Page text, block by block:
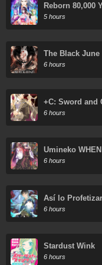
Reborn 80,000
5 hours
The Black June
6 hours
+C: Sword and
6 hours
Umineko
the Golden Witch
6 hours
Así lo
6 hours
Stardust Wink
6 hours